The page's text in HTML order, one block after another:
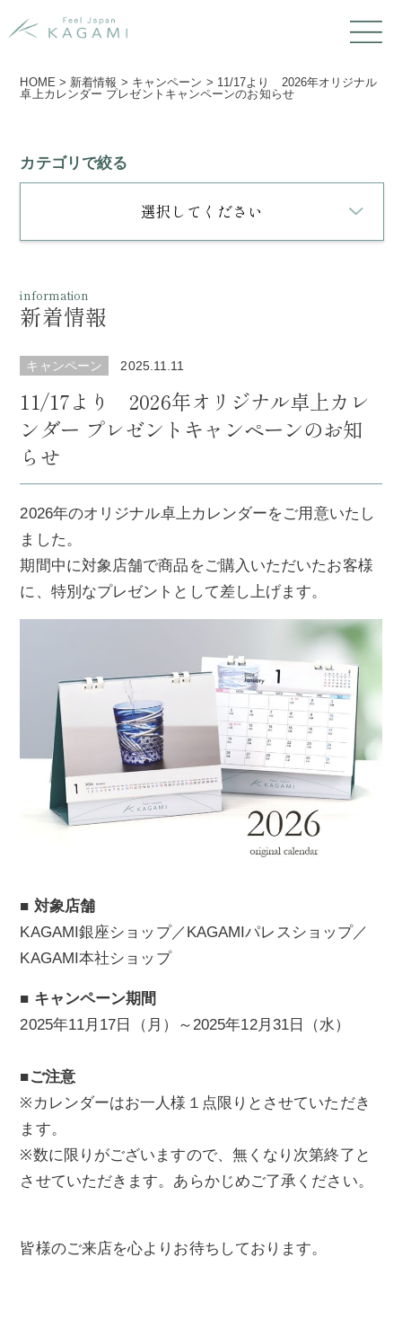
HOME > 新着情報 > キャンペーン > 11/17より 2026年オリジナル
卓上カレンダー プレゼントキャンペーンのお知らせ
カテゴリで絞る
選択してください
information
新着情報
キャンペーン 2025.11.11
11/17より 2026年オリジナル卓上カレ
ンダー プレゼントキャンペーンのお知
らせ
2026年のオリジナル卓上カレンダーをご用意いたし
ました。
期間中に対象店舗で商品をご購入いただいたお客様
に、特別なプレゼントとして差し上げます。
■ 対象店舗
KAGAMI銀座ショップ／KAGAMIパレスショップ／
KAGAMI本社ショップ
■ キャンペーン期間
2025年11月17日（月）～2025年12月31日（水）
■ご注意
※カレンダーはお一人様１点限りとさせていただき
ます。
※数に限りがございますので、無くなり次第終了と
させていただきます。あらかじめご了承ください。
皆様のご来店を心よりお待ちしております。